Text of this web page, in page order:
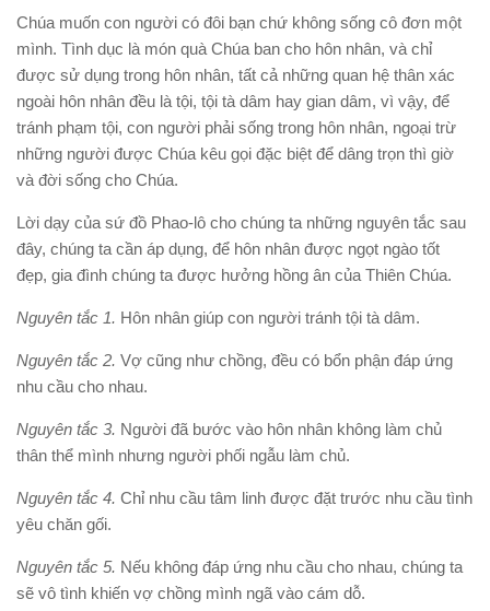
Chúa muốn con người có đôi bạn chứ không sống cô đơn một
mình. Tình dục là món quà Chúa ban cho hôn nhân, và chỉ
được sử dụng trong hôn nhân, tất cả những quan hệ thân xác
ngoài hôn nhân đều là tội, tội tà dâm hay gian dâm, vì vậy, để
tránh phạm tội, con người phải sống trong hôn nhân, ngoại trừ
những người được Chúa kêu gọi đặc biệt để dâng trọn thì giờ
và đời sống cho Chúa.
Lời dạy của sứ đồ Phao-lô cho chúng ta những nguyên tắc sau
đây, chúng ta cần áp dụng, để hôn nhân được ngọt ngào tốt
đẹp, gia đình chúng ta được hưởng hồng ân của Thiên Chúa.
Nguyên tắc 1. Hôn nhân giúp con người tránh tội tà dâm.
Nguyên tắc 2. Vợ cũng như chồng, đều có bổn phận đáp ứng
nhu cầu cho nhau.
Nguyên tắc 3. Người đã bước vào hôn nhân không làm chủ
thân thể mình nhưng người phối ngẫu làm chủ.
Nguyên tắc 4. Chỉ nhu cầu tâm linh được đặt trước nhu cầu tình
yêu chăn gối.
Nguyên tắc 5. Nếu không đáp ứng nhu cầu cho nhau, chúng ta
sẽ vô tình khiến vợ chồng mình ngã vào cám dỗ.